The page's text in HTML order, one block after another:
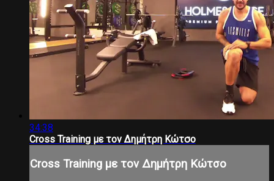
34:38
Cross Training με τον Δημήτρη Κώτσο
Cross Training με τον Δημήτρη Κώτσο